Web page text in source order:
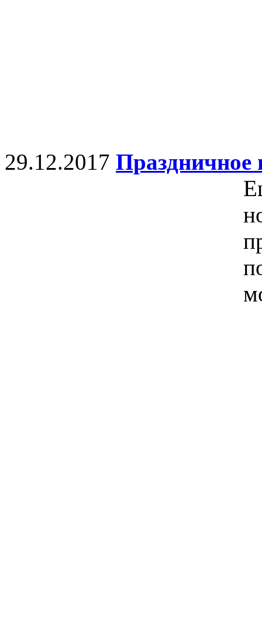
29.12.2017 Праздничное